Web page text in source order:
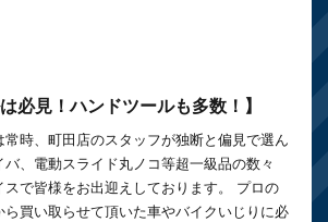
必見！ハンドツールも多数！】
常時、町田店のスタッフが独断と偏見で選ん
、電動スライド丸ノコ等超一級品の数々
スで皆様をお出迎えしております。 プロの
ら買い取らせて頂いた車やバイクいじりに必